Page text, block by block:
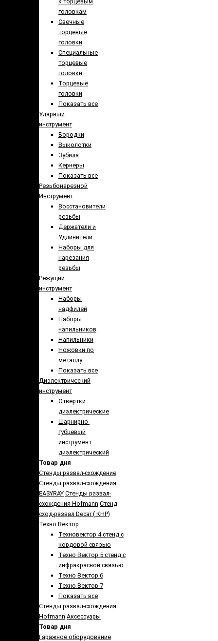
головкам
Свечные
торцевые
головки
Специальные
торцевые
головки
Торцевые
головки
Показать все
Ударный
инструмент
Бородки
Выколотки
Зубила
Кернеры
Показать все
Резьбонарезной
Инструмент
Восстановители
резьбы
Держатели и
Удлинители
Наборы для
нарезания
резьбы
Режущий
инструмент
Наборы
надфилей
Наборы
напильников
Напильники
Ножовки по
металлу
Показать все
Диэлектрический
инструмент
Отвертки
диэлектрические
Шарнирно-
губцевый
инструмент
диэлектрический
Товар дня
Стенды развал-схождение
Стенды развал-схождения
EASYRAY Стенды развал-
схождения Hofmann Стенд
сход-развал Decar ( КНР)
Техно Вектор
Техновектор 4 стенд с
кордовой связью
Техно Вектор 5 стенд с
инфракрасной связью
Техно Вектор 6
Техно Вектор 7
Показать все
Стенды развал-схождения
Hofmann Аксеcсуары
Товар дня
Гаражное оборудование